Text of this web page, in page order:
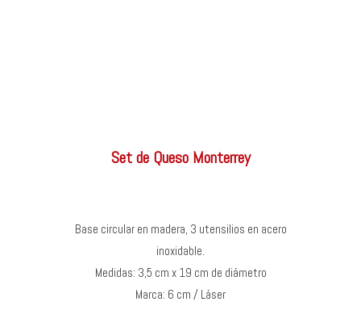
Set de Queso Monterrey
Base circular en madera, 3 utensilios en acero
inoxidable.
Medidas: 3,5 cm x 19 cm de diámetro
Marca: 6 cm / Láser